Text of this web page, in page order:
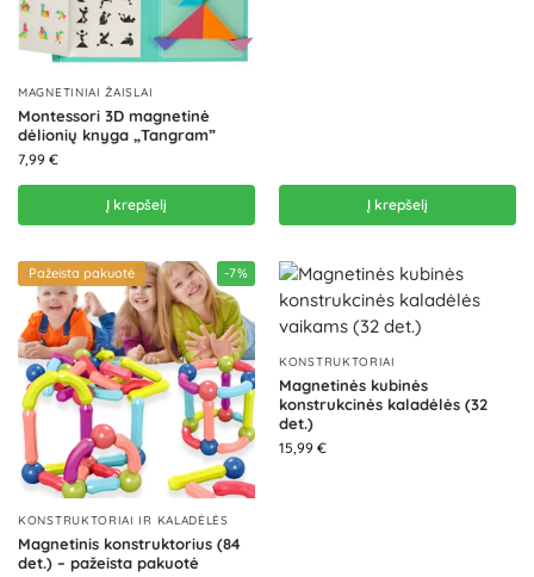
MAGNETINIAI ŽAISLAI
Montessori 3D magnetinė
dėlionių knyga „Tangram”
7,99 €
Į krepšelį Į krepšelį
-7%
Pažeista pakuotė
KONSTRUKTORIAI IR KALADĖLĖS
Magnetinis konstruktorius (84
det.) – pažeista pakuotė
KONSTRUKTORIAI
Magnetinės kubinės
konstrukcinės kaladėlės (32
det.)
15,99 €